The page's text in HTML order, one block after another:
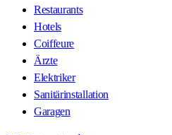
Restaurants
Hotels
Coiffeure
Ärzte
Elektriker
Sanitärinstallation
Garagen